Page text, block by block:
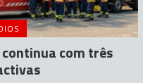
com três